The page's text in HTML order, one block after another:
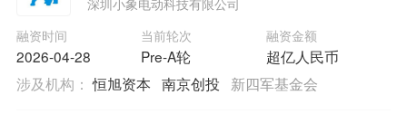
融资时间
2026-04-28
当前轮次
Pre-A轮
融资金额
超亿人民币
涉及机构：恒旭资本 南京创投 新四军基金会